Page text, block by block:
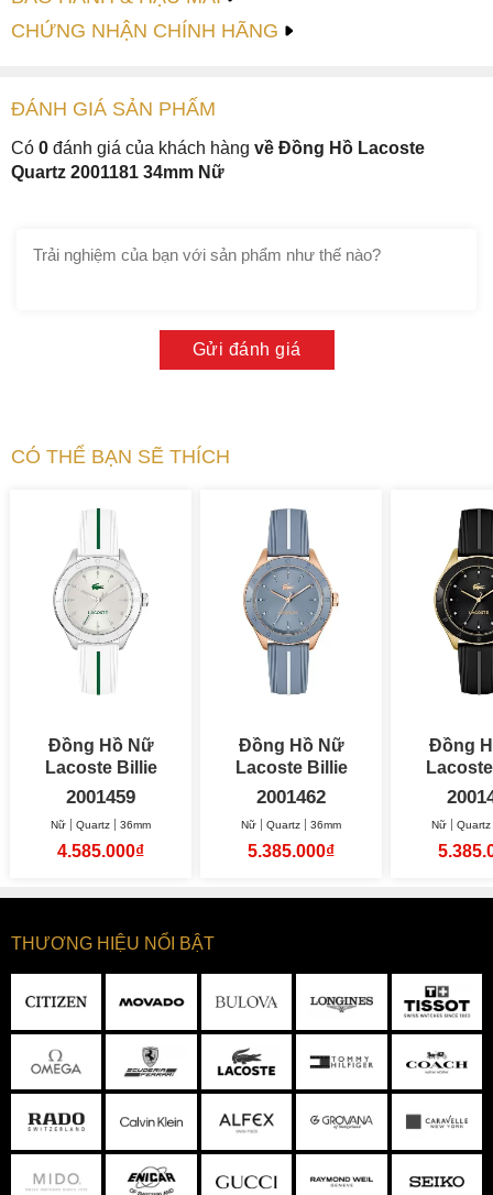
CHỨNG NHẬN CHÍNH HÃNG
ĐÁNH GIÁ SẢN PHẤM
Có 0 đánh giá của khách hàng về Đồng Hồ Lacoste
Quartz 2001181 34mm Nữ
Gửi đánh giá
CÓ THỂ BẠN SẼ THÍCH
Đồng Hồ Nữ
Lacoste Billie
36mm
2001459
Nữ Quartz 36mm
4.585.000₫
Đồng Hồ Nữ
Lacoste Billie
36mm
2001462
Nữ Quartz 36mm
5.385.000₫
Đồng
Nữ Quartz
THƯƠNG HIỆU NỔI BẬT